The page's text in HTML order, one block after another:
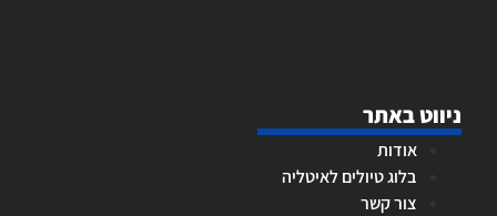
ניווט באתר
אודות
בלוג טיולים לאיטליה
צור קשר